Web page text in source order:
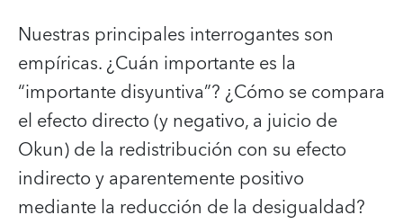
Nuestras principales interrogantes son
empíricas. ¿Cuán importante es la
“importante disyuntiva”? ¿Cómo se compara
el efecto directo (y negativo, a juicio de
Okun) de la redistribución con su efecto
indirecto y aparentemente positivo
mediante la reducción de la desigualdad?